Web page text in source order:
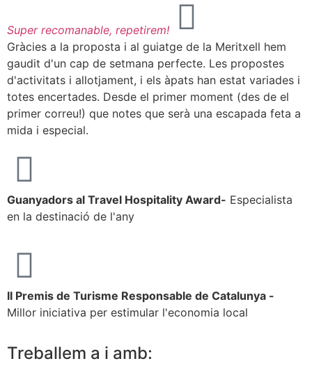
Super recomanable, repetirem!
Gràcies a la proposta i al guiatge de la Meritxell hem
gaudit d'un cap de setmana perfecte. Les propostes
d'activitats i allotjament, i els àpats han estat variades i
totes encertades. Desde el primer moment (des de el
primer correu!) que notes que serà una escapada feta a
mida i especial.
Guanyadors al Travel Hospitality Award- Especialista
en la destinació de l'any
II Premis de Turisme Responsable de Catalunya -
Millor iniciativa per estimular l'economia local
Treballem a i amb: